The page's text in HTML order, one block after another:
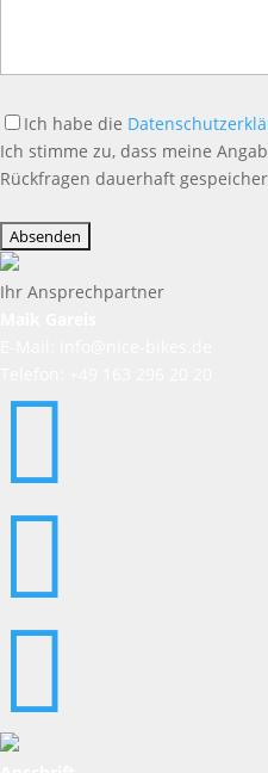
Ich habe die
Ich stimme zu, dass meine
Rückfragen dauerhaft
lasse
dieses
Feld
Ihr Ansprechpartner


